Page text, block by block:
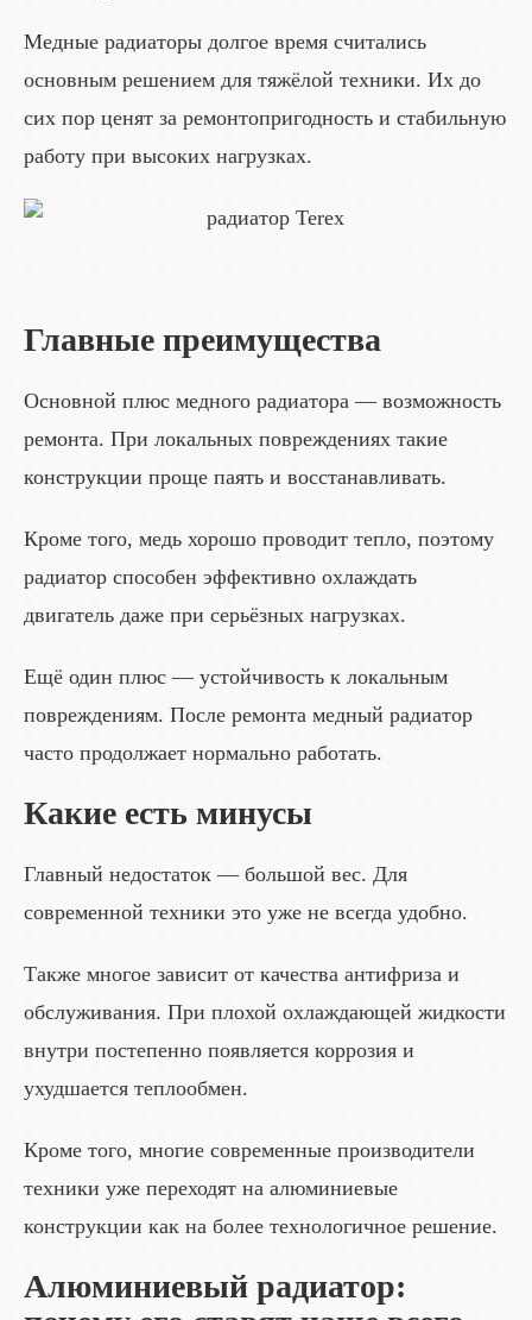
Медные радиаторы долгое время считались
основным решением для тяжёлой техники. Их до
сих пор ценят за ремонтопригодность и стабильную
работу при высоких нагрузках.
Главные преимущества
Основной плюс медного радиатора — возможность
ремонта. При локальных повреждениях такие
конструкции проще паять и восстанавливать.
Кроме того, медь хорошо проводит тепло, поэтому
радиатор способен эффективно охлаждать
двигатель даже при серьёзных нагрузках.
Ещё один плюс — устойчивость к локальным
повреждениям. После ремонта медный радиатор
часто продолжает нормально работать.
Какие есть минусы
Главный недостаток — большой вес. Для
современной техники это уже не всегда удобно.
Также многое зависит от качества антифриза и
обслуживания. При плохой охлаждающей жидкости
внутри постепенно появляется коррозия и
ухудшается теплообмен.
Кроме того, многие современные производители
техники уже переходят на алюминиевые
конструкции как на более технологичное решение.
Алюминиевый радиатор: